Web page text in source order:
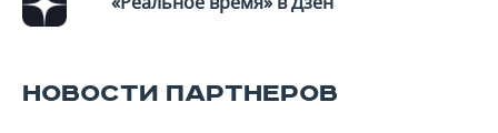
НОВОСТИ ПАРТНЕРОВ